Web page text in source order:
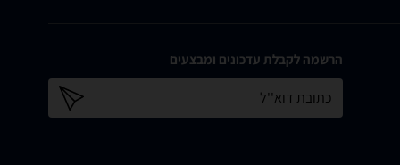
הרשמה לקבלת עדכונים ומבצעים
כתובת דוא''ל